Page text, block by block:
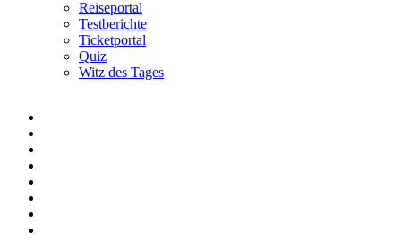
Reiseportal
Testberichte
Ticketportal
Quiz
Witz des Tages